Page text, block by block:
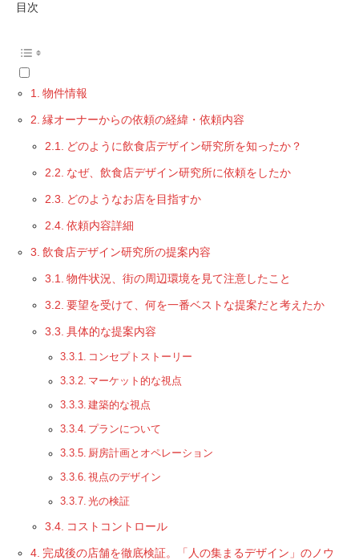
目次
物件情報
縁オーナーからの依頼の経緯・依頼内容
どのように飲食店デザイン研究所を知ったか？
なぜ、飲食店デザイン研究所に依頼をしたか
どのようなお店を目指すか
依頼内容詳細
飲食店デザイン研究所の提案内容
物件状況、街の周辺環境を見て注意したこと
要望を受けて、何を一番ベストな提案だと考えたか
具体的な提案内容
コンセプトストーリー
マーケット的な視点
建築的な視点
プランについて
厨房計画とオペレーション
視点のデザイン
光の検証
コストコントロール
完成後の店舗を徹底検証。「人の集まるデザイン」のノウ